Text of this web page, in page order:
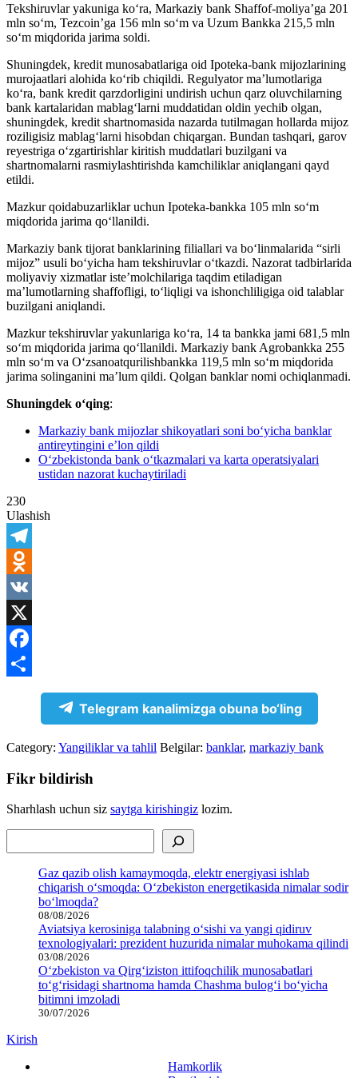
Tekshiruvlar yakuniga ko‘ra, Markaziy bank Shaffof-moliya’ga 201
mln so‘m, Tezcoin’ga 156 mln so‘m va Uzum Bankka 215,5 mln
so‘m miqdorida jarima soldi.
Shuningdek, kredit munosabatlariga oid Ipoteka-bank mijozlarining
murojaatlari alohida ko‘rib chiqildi. Regulyator ma’lumotlariga
ko‘ra, bank kredit qarzdorligini undirish uchun qarz oluvchilarning
bank kartalaridan mablag‘larni muddatidan oldin yechib olgan,
shuningdek, kredit shartnomasida nazarda tutilmagan hollarda mijoz
roziligisiz mablag‘larni hisobdan chiqargan. Bundan tashqari, garov
reyestriga o‘zgartirishlar kiritish muddatlari buzilgani va
shartnomalarni rasmiylashtirishda kamchiliklar aniqlangani qayd
etildi.
Mazkur qoidabuzarliklar uchun Ipoteka-bankka 105 mln so‘m
miqdorida jarima qo‘llanildi.
Markaziy bank tijorat banklarining filiallari va bo‘linmalarida “sirli
mijoz” usuli bo‘yicha ham tekshiruvlar o‘tkazdi. Nazorat tadbirlarida
moliyaviy xizmatlar iste’molchilariga taqdim etiladigan
ma’lumotlarning shaffofligi, to‘liqligi va ishonchliligiga oid talablar
buzilgani aniqlandi.
Mazkur tekshiruvlar yakunlariga ko‘ra, 14 ta bankka jami 681,5 mln
so‘m miqdorida jarima qo‘llanildi. Markaziy bank Agrobankka 255
mln so‘m va O‘zsanoatqurilishbankka 119,5 mln so‘m miqdorida
jarima solinganini ma’lum qildi. Qolgan banklar nomi ochiqlanmadi.
Shuningdek o‘qing:
Markaziy bank mijozlar shikoyatlari soni bo‘yicha banklar
antireytingini e’lon qildi
O‘zbekistonda bank o‘tkazmalari va karta operatsiyalari
ustidan nazorat kuchaytiriladi
230
Ulashish
Telegram
Odnoklassniki
VK
X
Facebook
Telegram kanalimizga obuna bo‘ling
Category: Yangiliklar va tahlil Belgilar: banklar, markaziy bank
Fikr bildirish
Sharhlash uchun siz saytga kirishingiz lozim.
Gaz qazib olish kamaymoqda, elektr energiyasi ishlab
chiqarish o‘smoqda: O‘zbekiston energetikasida nimalar sodir
bo‘lmoqda?
08/08/2026
Aviatsiya kerosiniga talabning o‘sishi va yangi qidiruv
texnologiyalari: prezident huzurida nimalar muhokama qilindi
03/08/2026
O‘zbekiston va Qirg‘iziston ittifoqchilik munosabatlari
to‘g‘risidagi shartnoma hamda Chashma bulog‘i bo‘yicha
bitimni imzoladi
30/07/2026
Kirish
Hamkorlik